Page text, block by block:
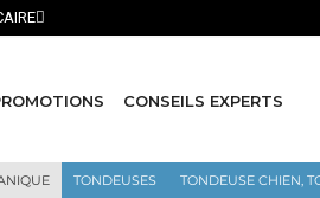
CONSEILS EXPERTS
TONDEUSES TONDEUSE CHIEN,